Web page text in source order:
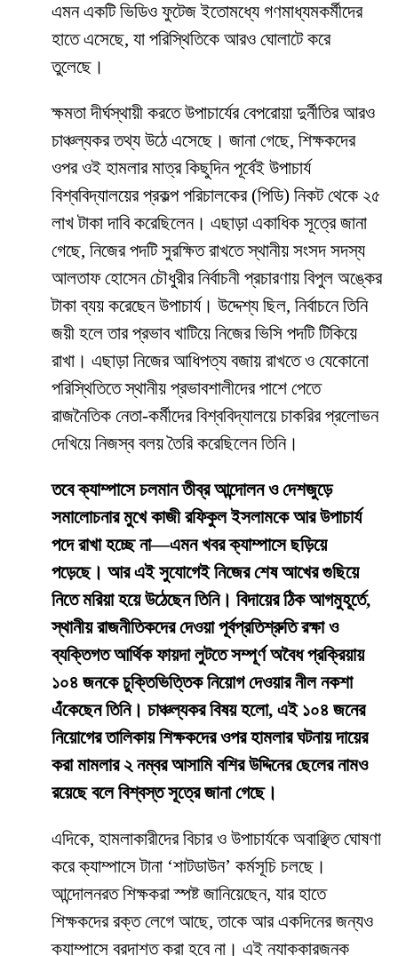
এমন একটি ভিডিও ফুটেজ ইতোমধ্যে গণমাধ্যমকর্মীদের
হাতে এসেছে, যা পরিস্থিতিকে আরও ঘোলাটে করে
তুলেছে।
​ক্ষমতা দীর্ঘস্থায়ী করতে উপাচার্যের বেপরোয়া দুর্নীতির আরও
চাঞ্চল্যকর তথ্য উঠে এসেছে। জানা গেছে, শিক্ষকদের
ওপর ওই হামলার মাত্র কিছুদিন পূর্বেই উপাচার্য
বিশ্ববিদ্যালয়ের প্রকল্প পরিচালকের (পিডি) নিকট থেকে ২৫
লাখ টাকা দাবি করেছিলেন। এছাড়া একাধিক সূত্রে জানা
গেছে, নিজের পদটি সুরক্ষিত রাখতে স্থানীয় সংসদ সদস্য
আলতাফ হোসেন চৌধুরীর নির্বাচনী প্রচারণায় বিপুল অঙ্কের
টাকা ব্যয় করেছেন উপাচার্য। উদ্দেশ্য ছিল, নির্বাচনে তিনি
জয়ী হলে তার প্রভাব খাটিয়ে নিজের ভিসি পদটি টিকিয়ে
রাখা। এছাড়া নিজের আধিপত্য বজায় রাখতে ও যেকোনো
পরিস্থিতিতে স্থানীয় প্রভাবশালীদের পাশে পেতে
রাজনৈতিক নেতা-কর্মীদের বিশ্ববিদ্যালয়ে চাকরির প্রলোভন
দেখিয়ে নিজস্ব বলয় তৈরি করেছিলেন তিনি।
তবে ক্যাম্পাসে চলমান তীব্র আন্দোলন ও দেশজুড়ে
সমালোচনার মুখে কাজী রফিকুল ইসলামকে আর উপাচার্য
পদে রাখা হচ্ছে না—এমন খবর ক্যাম্পাসে ছড়িয়ে
পড়েছে। আর এই সুযোগেই নিজের শেষ আখের গুছিয়ে
নিতে মরিয়া হয়ে উঠেছেন তিনি। বিদায়ের ঠিক আগমুহূর্তে,
স্থানীয় রাজনীতিকদের দেওয়া পূর্বপ্রতিশ্রুতি রক্ষা ও
ব্যক্তিগত আর্থিক ফায়দা লুটতে সম্পূর্ণ অবৈধ প্রক্রিয়ায়
১০৪ জনকে চুক্তিভিত্তিক নিয়োগ দেওয়ার নীল নকশা
এঁকেছেন তিনি। চাঞ্চল্যকর বিষয় হলো, এই ১০৪ জনের
নিয়োগের তালিকায় শিক্ষকদের ওপর হামলার ঘটনায় দায়ের
করা মামলার ২ নম্বর আসামি বশির উদ্দিনের ছেলের নামও
রয়েছে বলে বিশ্বস্ত সূত্রে জানা গেছে।
​এদিকে, হামলাকারীদের বিচার ও উপাচার্যকে অবাঞ্ছিত ঘোষণা
করে ক্যাম্পাসে টানা ‘শাটডাউন’ কর্মসূচি চলছে।
আন্দোলনরত শিক্ষকরা স্পষ্ট জানিয়েছেন, যার হাতে
শিক্ষকদের রক্ত লেগে আছে, তাকে আর একদিনের জন্যও
ক্যাম্পাসে বরদাশত করা হবে না। এই ন্যাক্কারজনক